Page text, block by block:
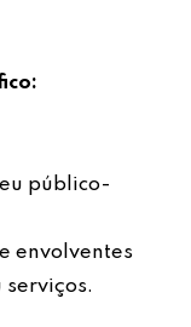
público-
envolventes